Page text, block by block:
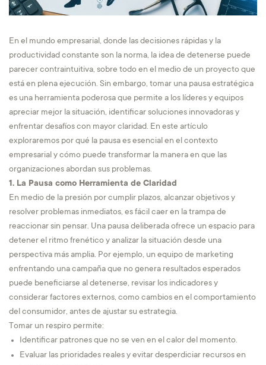
En el mundo empresarial, donde las decisiones rápidas y la
productividad constante son la norma, la idea de detenerse puede
parecer contraintuitiva, sobre todo en el medio de un proyecto que
está en plena ejecución. Sin embargo, tomar una pausa estratégica
es una herramienta poderosa que permite a los líderes y equipos
apreciar mejor la situación, identificar soluciones innovadoras y
enfrentar desafíos con mayor claridad. En este artículo
exploraremos por qué la pausa es esencial en el contexto
empresarial y cómo puede transformar la manera en que las
organizaciones abordan sus problemas.
1. La Pausa como Herramienta de Claridad
En medio de la presión por cumplir plazos, alcanzar objetivos y
resolver problemas inmediatos, es fácil caer en la trampa de
reaccionar sin pensar. Una pausa deliberada ofrece un espacio para
detener el ritmo frenético y analizar la situación desde una
perspectiva más amplia. Por ejemplo, un equipo de marketing
enfrentando una campaña que no genera resultados esperados
puede beneficiarse al detenerse, revisar los indicadores y
considerar factores externos, como cambios en el comportamiento
del consumidor, antes de ajustar su estrategia.
Tomar un respiro permite:
Identificar patrones que no se ven en el calor del momento.
Evaluar las prioridades reales y evitar desperdiciar recursos en